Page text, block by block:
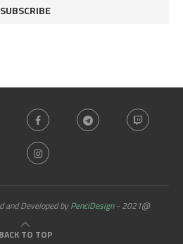
@2021 - All Right Reserved. Designed and Developed by
PenciDesign
BACK TO TOP